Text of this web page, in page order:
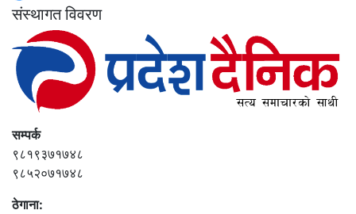
संस्थागत विवरण
सम्पर्क
९८१९३७१७४८
९८५२०७१७४८
ठेगाना: